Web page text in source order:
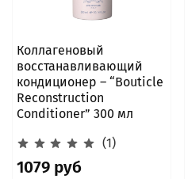
Коллагеновый
восстанавливающий
кондиционер – “Bouticle
Reconstruction
Conditioner” 300 мл
(1)
1079 руб